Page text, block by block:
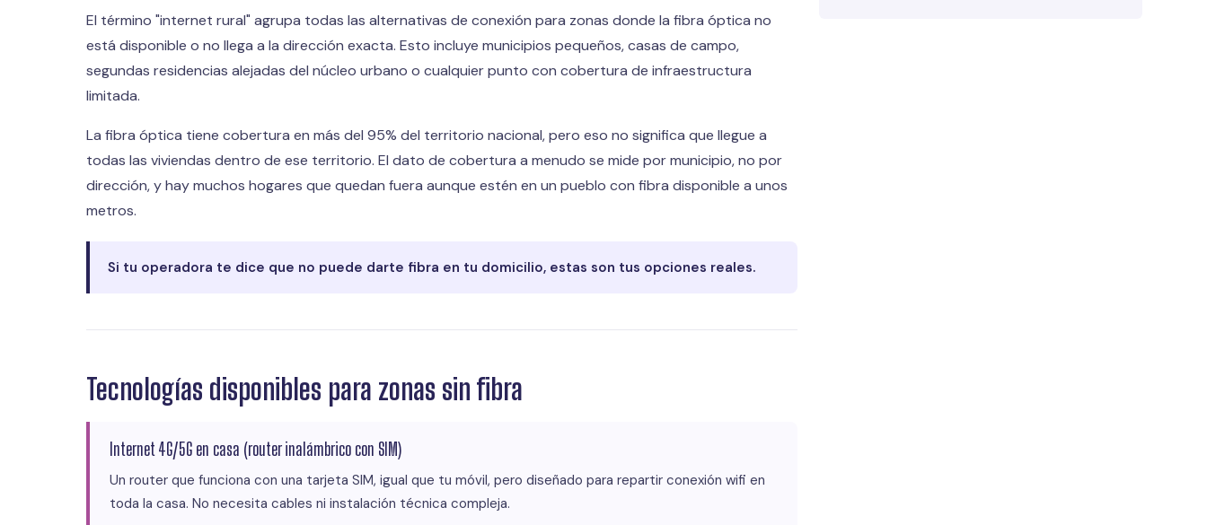
El término "internet rural" agrupa todas las alternativas de conexión para zonas donde la fibra óptica no
está disponible o no llega a la dirección exacta. Esto incluye municipios pequeños, casas de campo,
segundas residencias alejadas del núcleo urbano o cualquier punto con cobertura de infraestructura
limitada.
La fibra óptica tiene cobertura en más del 95% del territorio nacional, pero eso no significa que llegue a
todas las viviendas dentro de ese territorio. El dato de cobertura a menudo se mide por municipio, no por
dirección, y hay muchos hogares que quedan fuera aunque estén en un pueblo con fibra disponible a unos
metros.
Si tu operadora te dice que no puede darte fibra en tu domicilio, estas son tus opciones reales.
Tecnologías disponibles para zonas sin fibra
Internet 4G/5G en casa (router inalámbrico con SIM)
Un router que funciona con una tarjeta SIM, igual que tu móvil, pero diseñado para repartir conexión wifi en
toda la casa. No necesita cables ni instalación técnica compleja.